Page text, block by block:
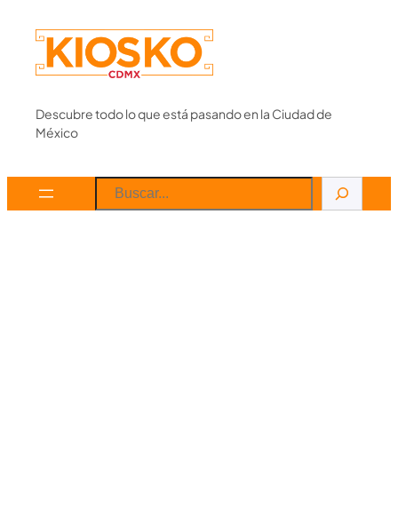
content
Descubre todo lo que está pasando en la Ciudad de
México
Search